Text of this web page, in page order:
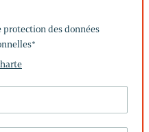
protection des données
*